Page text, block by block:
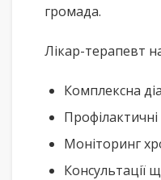
громада.
Лікар-терапевт
Комплексна
Моніторинг
Консультації